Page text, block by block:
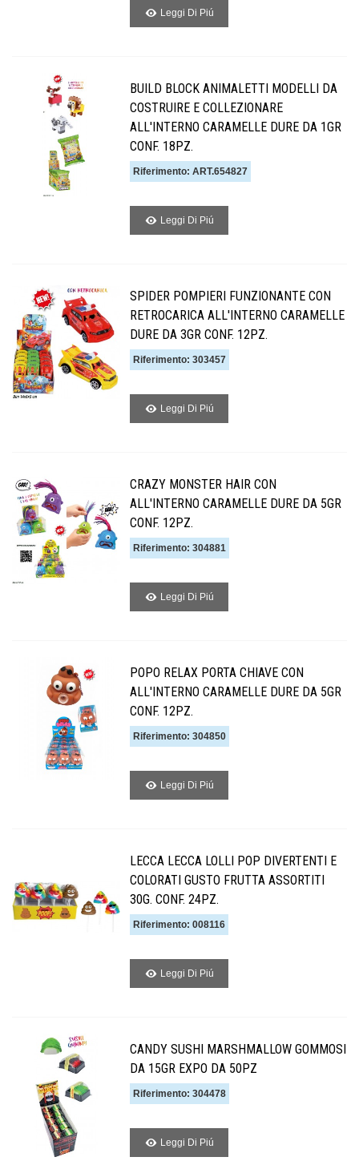
Leggi Di Piú
BUILD BLOCK ANIMALETTI MODELLI DA
COSTRUIRE E COLLEZIONARE
ALL'INTERNO CARAMELLE DURE DA 1GR
CONF. 18PZ.
Riferimento: ART.654827
Leggi Di Piú
SPIDER POMPIERI FUNZIONANTE CON
RETROCARICA ALL'INTERNO CARAMELLE
DURE DA 3GR CONF. 12PZ.
Riferimento: 303457
Leggi Di Piú
CRAZY MONSTER HAIR CON
ALL'INTERNO CARAMELLE DURE DA 5GR
CONF. 12PZ.
Riferimento: 304881
Leggi Di Piú
POPO RELAX PORTA CHIAVE CON
ALL'INTERNO CARAMELLE DURE DA 5GR
CONF. 12PZ.
Riferimento: 304850
Leggi Di Piú
LECCA LECCA LOLLI POP DIVERTENTI E
COLORATI GUSTO FRUTTA ASSORTITI
30G. CONF. 24PZ.
Riferimento: 008116
Leggi Di Piú
CANDY SUSHI MARSHMALLOW GOMMOSI
DA 15GR EXPO DA 50PZ
Riferimento: 304478
Leggi Di Piú